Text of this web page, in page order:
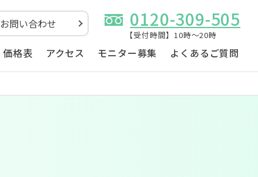
お問い合わせ 0120-309-505
【受付時間】10時～20時
価格表 アクセス モニター募集 よくあるご質問